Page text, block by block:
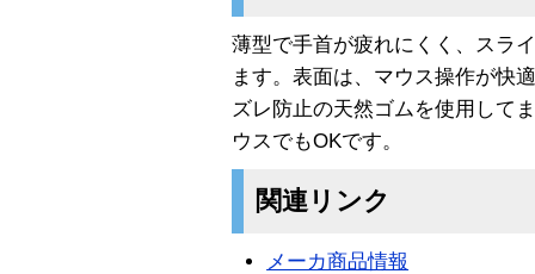
薄型で手首が疲れにくく、スラ
ます。表面は、マウス操作が快
ズレ防止の天然ゴムを使用して
ウスでもOKです。
関連リンク
メーカ商品情報